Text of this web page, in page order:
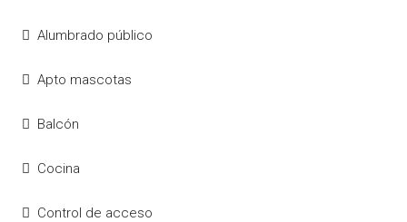
Alumbrado público
Apto mascotas
Balcón
Cocina
Control de acceso